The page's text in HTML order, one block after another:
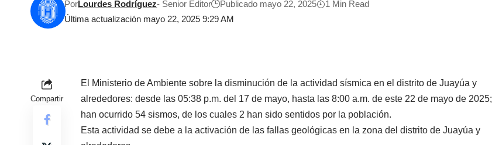
Última actualización mayo 22, 2025 9:29 AM
PorLourdes Rodríguez- Senior Editor Publicado mayo 22, 2025 1 Min Read
Compartir
El Ministerio de Ambiente sobre la disminución de la actividad sísmica en el distrito de Juayúa y
alrededores: desde las 05:38 p.m. del 17 de mayo, hasta las 8:00 a.m. de este 22 de mayo de 2025;
han ocurrido 54 sismos, de los cuales 2 han sido sentidos por la población.
Esta actividad se debe a la activación de las fallas geológicas en la zona del distrito de Juayúa y